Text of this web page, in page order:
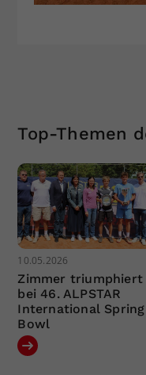
Top-Themen
10.05.2026
Zimmer triumphiert
bei 46. ALPSTAR
International Spring
Bowl